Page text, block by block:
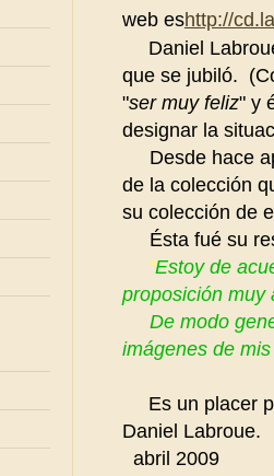
web eshttp://
Daniel
que se jubiló.
"ser muy feliz" y
designar la
Desde hace
de la colección
su colección de
Ésta fué su
"Estoy de
proposición muy
De modo
imágenes de
Es un placer
Daniel Labroue.
abril 2009